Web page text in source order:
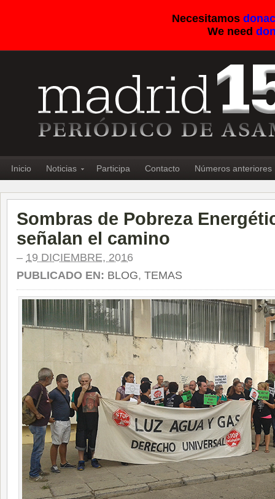
Necesitamos
We need
Inicio Noticias Participa Contacto Números anteriores
Sombras de Pobreza
señalan el camino
– 19 DICIEMBRE, 2016
PUBLICADO EN: BLOG, TEMAS